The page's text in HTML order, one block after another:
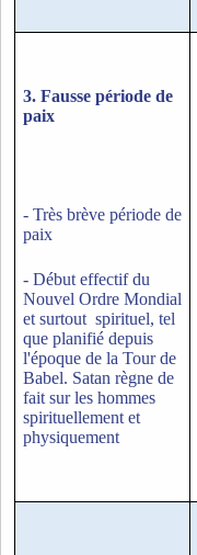
3. Fausse période de
paix
- Très brève période de
paix
- Début effectif du
Nouvel Ordre Mondial
et surtout spirituel, tel
que planifié depuis
l'époque de la Tour de
Babel. Satan règne de
fait sur les hommes
spirituellement et
physiquement